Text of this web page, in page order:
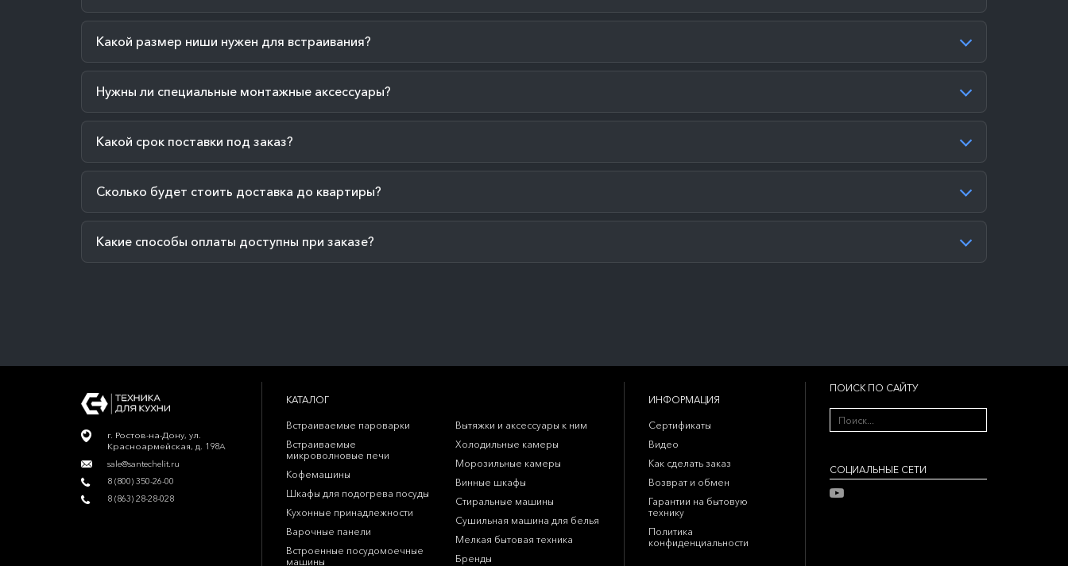
Какой размер ниши нужен для встраивания?
Нужны ли специальные монтажные аксессуары?
Какой срок поставки под заказ?
Сколько будет стоить доставка до квартиры?
Какие способы оплаты доступны при заказе?
г. Ростов-на-Дону, ул.
Красноармейская, д. 198А
sale@santechelit.ru
8 (800) 350-26-00
8 (863) 28-28-028
КАТАЛОГ
Встраиваемые пароварки
Встраиваемые
микроволновые печи
Кофемашины
Шкафы для подогрева посуды
Кухонные принадлежности
Варочные панели
Встроенные посудомоечные
машины
Вытяжки и аксессуары к ним
Холодильные камеры
Морозильные камеры
Винные шкафы
Стиральные машины
Сушильная машина для белья
Мелкая бытовая техника
Бренды
ИНФОРМАЦИЯ
Сертификаты
Видео
Как сделать заказ
Возврат и обмен
Гарантии на бытовую
технику
Политика
конфиденциальности
ПОИСК ПО САЙТУ
CОЦИАЛЬНЫЕ СЕТИ